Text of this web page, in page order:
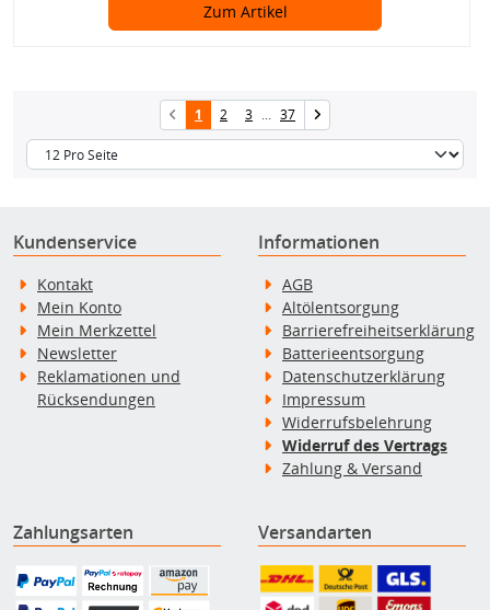
Zum Artikel
1 2 3 ... 37
Kundenservice
Kontakt
Mein Konto
Mein Merkzettel
Newsletter
Reklamationen und
Rücksendungen
Informationen
AGB
Altölentsorgung
Barrierefreiheitserklärung
Batterieentsorgung
Datenschutzerklärung
Impressum
Widerrufsbelehrung
Widerruf des Vertrags
Zahlung & Versand
Zahlungsarten Versandarten